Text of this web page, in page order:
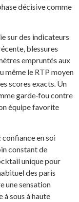
décisive comme
sur des indicateurs
blessures
empruntés aux
même le RTP moyen
scores exacts. Un
garde‑fou contre
équipe favorite
confiance en soi
constant de
unique pour
des paris
une sensation
à sous à haute